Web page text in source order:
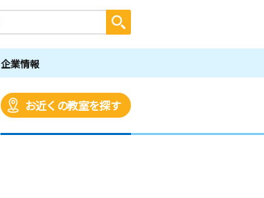
企業情報
お近くの教室を探す